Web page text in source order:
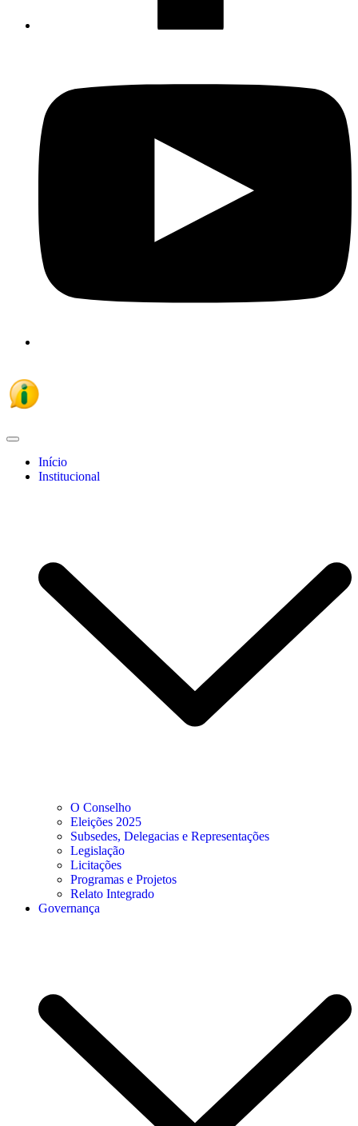
Início
Institucional
O Conselho
Eleições 2025
Subsedes, Delegacias e Representações
Legislação
Licitações
Programas e Projetos
Relato Integrado
Governança